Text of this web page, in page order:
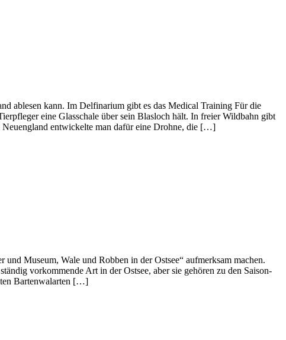
ablesen kann. Im Delfinarium gibt es das Medical Training Für die
eine Glasschale über sein Blasloch hält. In freier Wildbahn gibt
Neuengland entwickelte man dafür eine Drohne, die […]
Museum, Wale und Robben in der Ostsee“ aufmerksam machen.
vorkommende Art in der Ostsee, aber sie gehören zu den Saison-
Bartenwalarten […]